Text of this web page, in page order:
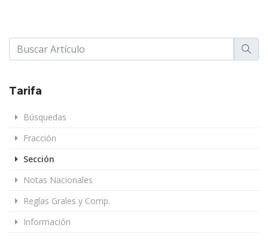
Tarifa
Búsquedas
Fracción
Sección
Notas Nacionales
Reglas Grales y Comp.
Información